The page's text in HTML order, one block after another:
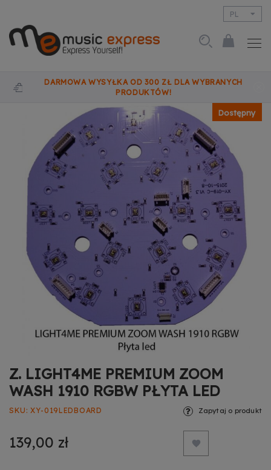
PL
DARMOWA WYSYŁKA OD 300 ZŁ DLA WYBRANYCH
PRODUKTÓW!
Dostępny
Z. LIGHT4ME PREMIUM ZOOM
WASH 1910 RGBW PŁYTA LED
SKU XY-019LEDBOARD
139,00 zł
Zapytaj o produkt